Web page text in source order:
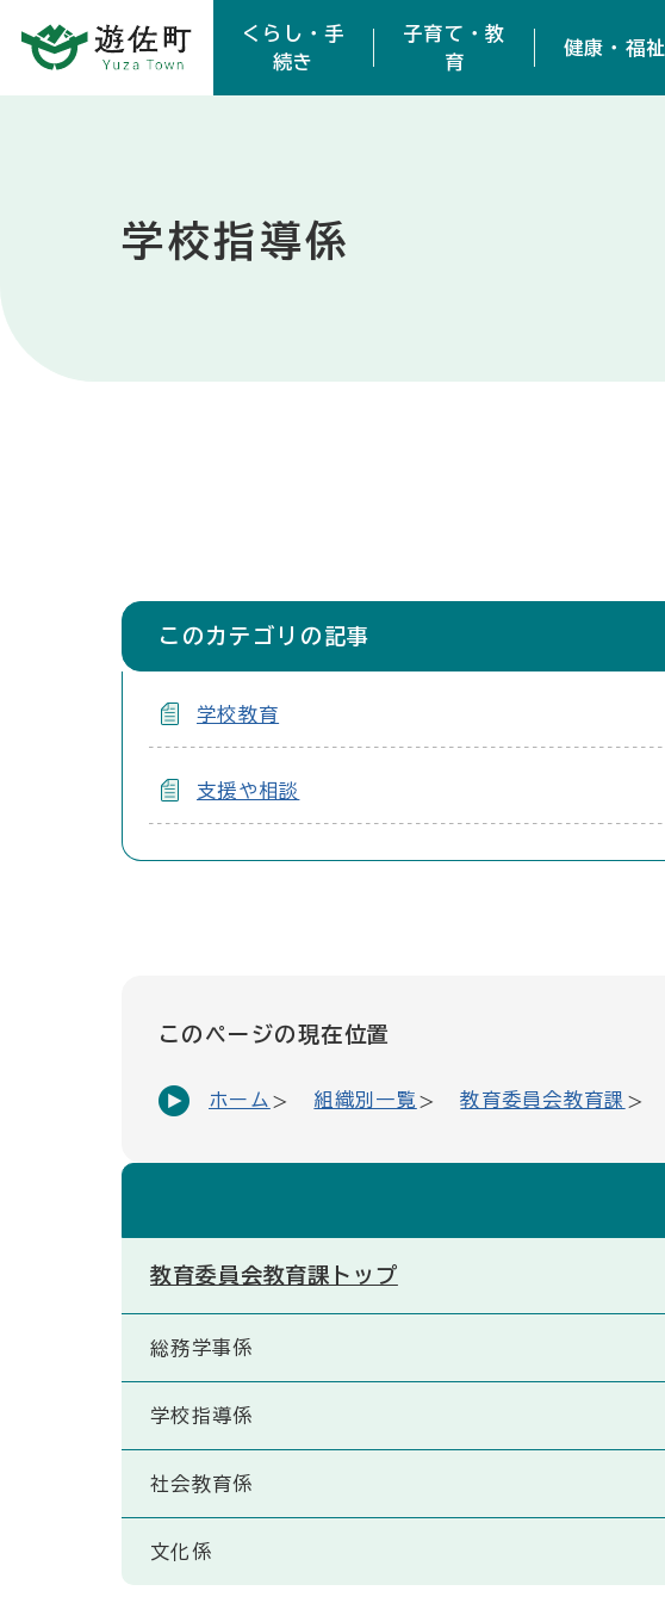
くらし・手
続き
子育て・教
育
健康・福祉
学校指導係
このカテゴリの記事
学校教育
支援や相談
このページの現在位置
ホーム 組織別一覧 教育委員会教育課
教育委員会教育課トップ
総務学事係
学校指導係
社会教育係
文化係